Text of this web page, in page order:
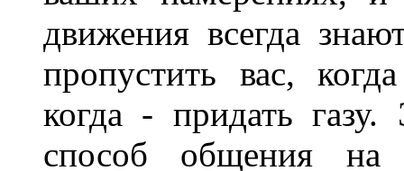
движения всегда
пропустить вас,
когда - придать
способ общения на